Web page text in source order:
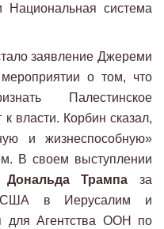
Национальная система
заявление Джереми
о том, что
Палестинское
к власти. Корбин сказал,
и жизнеспособную»
В своем выступлении
Дональда Трампа за
США в Иерусалим и
для Агентства ООН по